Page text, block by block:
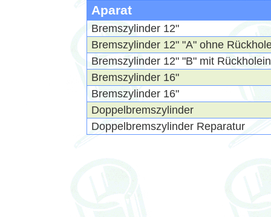
Aparat
Bremszylinder 12"
Bremszylinder 12" "A" ohne
Bremszylinder 12" "B" mit
Bremszylinder 16"
Bremszylinder 16"
Doppelbremszylinder
Doppelbremszylinder Reparatur